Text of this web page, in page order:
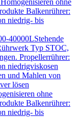
ohne
Balkenrührer:
niedrig- bis
40000LStehende
Typ STOC,
Propellerrührer:
niedrigviskosen
und Mahlen von
lösen
ohne
Balkenrührer:
niedrig- bis